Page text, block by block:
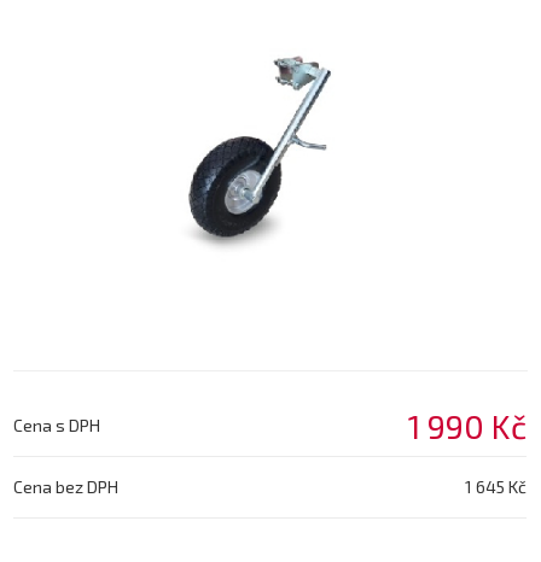
Cena s DPH 1 990 Kč
Cena bez DPH 1 645 Kč